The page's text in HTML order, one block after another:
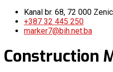
Kanal br. 68, 72 000
+387 32 445 250
marker7@bih.net.ba
Construction